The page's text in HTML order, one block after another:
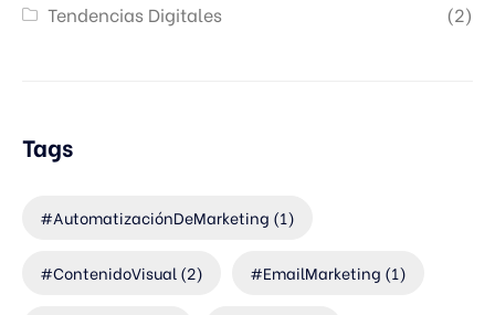
Tendencias Digitales
(2)
Tags
#AutomatizaciónDeMarketing (1)
#ContenidoVisual (2) #EmailMarketing (1)